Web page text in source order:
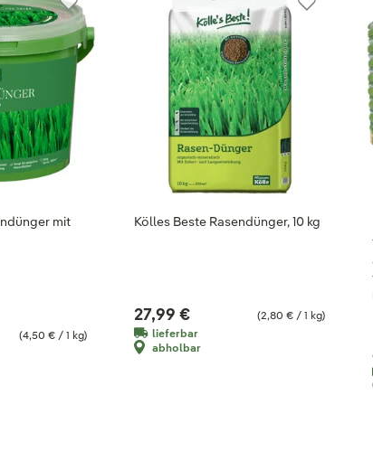
mit
(4,50 € / 1 kg)
Kölles Beste Rasendünger, 10 kg
(2,80 € / 1 kg)
27,99 €
lieferbar
abholbar